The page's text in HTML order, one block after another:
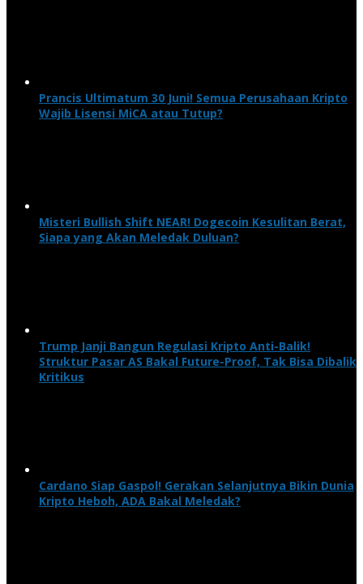
Prancis Ultimatum 30 Juni! Semua Perusahaan Kripto
Wajib Lisensi MiCA atau Tutup?
Misteri Bullish Shift NEAR! Dogecoin Kesulitan Berat,
Siapa yang Akan Meledak Duluan?
Trump Janji Bangun Regulasi Kripto Anti-Balik!
Struktur Pasar AS Bakal Future-Proof, Tak Bisa Dibalik
Kritikus
Cardano Siap Gaspol! Gerakan Selanjutnya Bikin Dunia
Kripto Heboh, ADA Bakal Meledak?